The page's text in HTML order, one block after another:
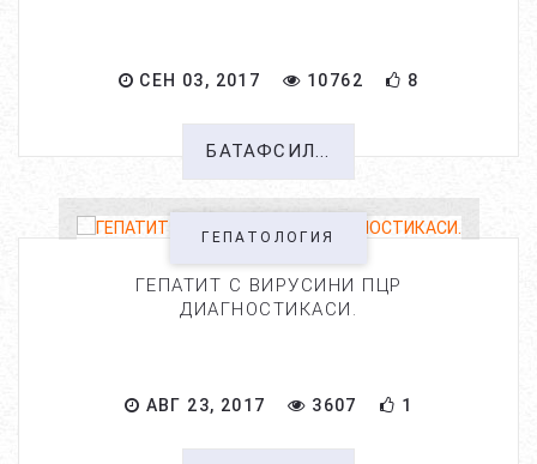
СЕН 03, 2017 10762 8
БАТАФСИЛ...
ГЕПАТОЛОГИЯ
ГЕПАТИТ С ВИРУСИНИ ПЦР
ДИАГНОСТИКАСИ.
АВГ 23, 2017 3607 1